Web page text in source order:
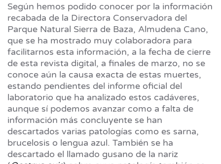
Según hemos podido conocer por la información
recabada de la Directora Conservadora del
Parque Natural Sierra de Baza, Almudena Cano,
que se ha mostrado muy colaboradora para
facilitarnos esta información, a la fecha de cierre
de esta revista digital, a finales de marzo, no se
conoce aún la causa exacta de estas muertes,
estando pendientes del informe oficial del
laboratorio que ha analizado estos cadáveres,
aunque sí podemos avanzar como a falta de
información más concluyente se han
descartados varias patologías como es sarna,
brucelosis o lengua azul. También se ha
descartado el llamado gusano de la nariz